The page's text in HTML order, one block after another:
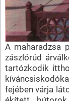
A maharadzsa
zászlórúd
tartózkodik
fejében várja